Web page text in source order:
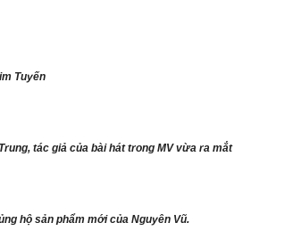
Tuyến
tác giả của bài hát trong MV vừa ra mắt
hộ sản phẩm mới của Nguyên Vũ.